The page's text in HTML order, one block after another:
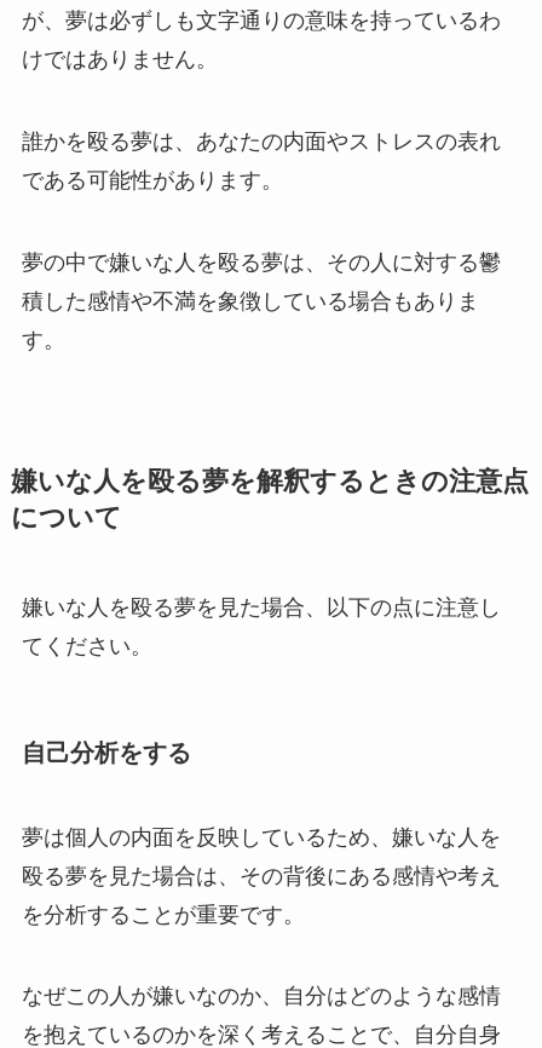
が、夢は必ずしも文字通りの意味を持っているわ
けではありません。
誰かを殴る夢は、あなたの内面やストレスの表れ
である可能性があります。
夢の中で嫌いな人を殴る夢は、その人に対する鬱
積した感情や不満を象徴している場合もありま
す。
嫌いな人を殴る夢を解釈するときの注意点
について
嫌いな人を殴る夢を見た場合、以下の点に注意し
てください。
自己分析をする
夢は個人の内面を反映しているため、嫌いな人を
殴る夢を見た場合は、その背後にある感情や考え
を分析することが重要です。
なぜこの人が嫌いなのか、自分はどのような感情
を抱えているのかを深く考えることで、自分自身